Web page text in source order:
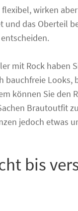
wirken
und das Oberteil
mit Rock haben
bauchfreie
können Sie den
Brautoutfit
jedoch etwas
bis